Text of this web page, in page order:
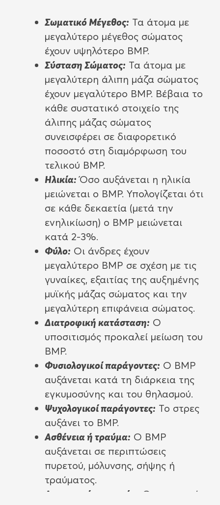
Σωματικό Μέγεθος: Τα άτομα με
μεγαλύτερο μέγεθος σώματος
έχουν υψηλότερο ΒΜΡ.
Σύσταση Σώματος: Τα άτομα με
μεγαλύτερη άλιπη μάζα σώματος
έχουν μεγαλύτερο ΒΜΡ. Βέβαια το
κάθε συστατικό στοιχείο της
άλιπης μάζας σώματος
συνεισφέρει σε διαφορετικό
ποσοστό στη διαμόρφωση του
τελικού ΒΜΡ.
Ηλικία: Όσο αυξάνεται η ηλικία
μειώνεται ο ΒΜΡ. Υπολογίζεται ότι
σε κάθε δεκαετία (μετά την
ενηλικίωση) ο ΒΜΡ μειώνεται
κατά 2-3%.
Φύλο: Οι άνδρες έχουν
μεγαλύτερο ΒΜΡ σε σχέση με τις
γυναίκες, εξαιτίας της αυξημένης
μυϊκής μάζας σώματος και την
μεγαλύτερη επιφάνεια σώματος.
Διατροφική κατάσταση: Ο
υποσιτισμός προκαλεί μείωση του
ΒΜΡ.
Φυσιολογικοί παράγοντες: Ο ΒΜΡ
αυξάνεται κατά τη διάρκεια της
εγκυμοσύνης και του θηλασμού.
Ψυχολογικοί παράγοντες: Το στρες
αυξάνει το ΒΜΡ.
Ασθένεια ή τραύμα: Ο ΒΜΡ
αυξάνεται σε περιπτώσεις
πυρετού, μόλυνσης, σήψης ή
τραύματος.
Διαταραχές ορμονών:
Οι ορμονική